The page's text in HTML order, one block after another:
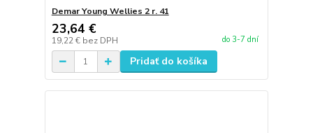
Demar Young Wellies 2 r. 41
23,64 €
19,22 € bez DPH do 3-7 dní
Pridať do košíka